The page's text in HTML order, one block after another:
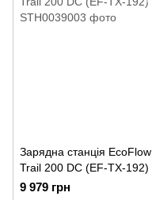
Зарядна станція EcoFlow
Trail 200 DC (EF-TX-192)
9 979 грн